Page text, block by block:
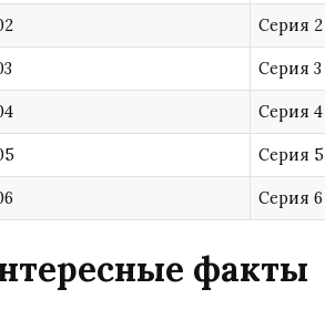
Серия 2
Серия 3
Серия 4
Серия 5
Серия 6
факты